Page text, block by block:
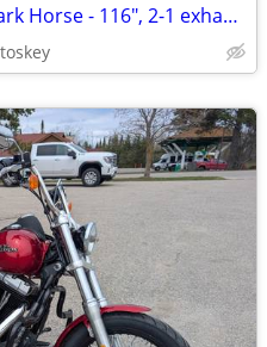
2024 Indian Chief Bobber Dark Horse - 116", 2-1 exhaust - 1,700 miles